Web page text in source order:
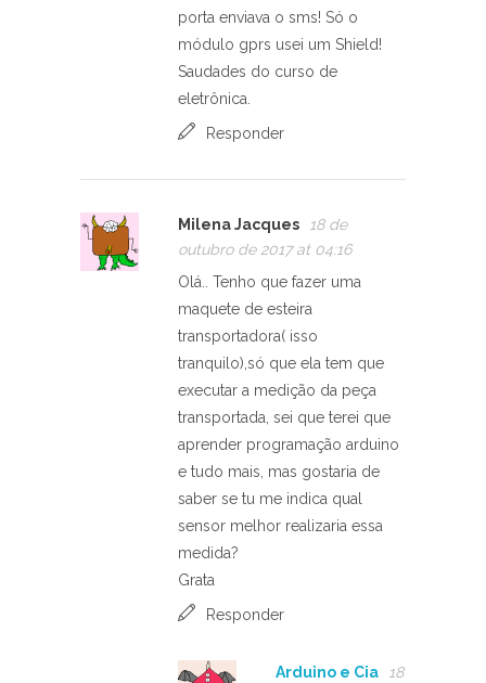
porta enviava o sms! Só o
módulo gprs usei um Shield!
Saudades do curso de
eletrônica.
Responder
Milena Jacques
18 de
outubro de 2017 at 04:16
Olá.. Tenho que fazer uma
maquete de esteira
transportadora( isso
tranquilo),só que ela tem que
executar a medição da peça
transportada, sei que terei que
aprender programação arduino
e tudo mais, mas gostaria de
saber se tu me indica qual
sensor melhor realizaria essa
medida?
Grata
Responder
Arduino e Cia
18